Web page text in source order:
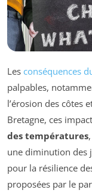
Les conséquences
palpables,
l’érosion des côtes
Bretagne, ces
des températures
une diminution des
pour la résilience
proposées par le